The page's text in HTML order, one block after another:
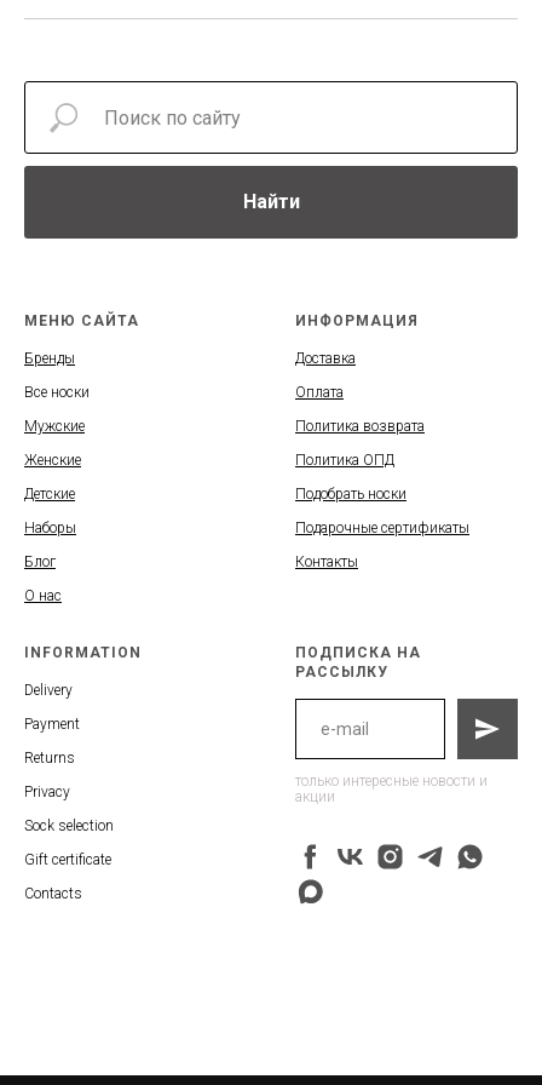
Найти
МЕНЮ САЙТА
Бренды
Все носки
Мужские
Женские
Детские
Наборы
Блог
О нас
ИНФОРМАЦИЯ
Доставка
Оплата
Политика возврата
Политика ОПД
Подобрать носки
Подарочные сертификаты
Контакты
INFORMATION
Delivery
Payment
Returns
Privacy
Sock selection
Gift certificate
Contacts
ПОДПИСКА НА
РАССЫЛКУ
только интересные новости и
акции